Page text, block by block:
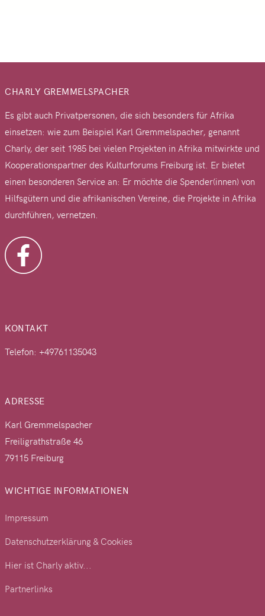
CHARLY GREMMELSPACHER
Es gibt auch Privatpersonen, die sich besonders für Afrika
einsetzen: wie zum Beispiel Karl Gremmelspacher, genannt
Charly, der seit 1985 bei vielen Projekten in Afrika mitwirkte und
Kooperationspartner des Kulturforums Freiburg ist. Er bietet
einen besonderen Service an: Er möchte die Spender(innen) von
Hilfsgütern und die afrikanischen Vereine, die Projekte in Afrika
durchführen, vernetzen.
KONTAKT
Telefon: +49761135043
ADRESSE
Karl Gremmelspacher
Freiligrathstraße 46
79115 Freiburg
WICHTIGE INFORMATIONEN
Impressum
Datenschutzerklärung & Cookies
Hier ist Charly aktiv...
Partnerlinks